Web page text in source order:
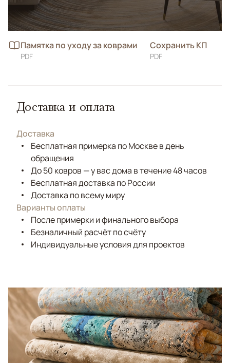
Памятка по уходу за коврами
PDF
Сохранить КП
PDF
Доставка и оплата
Доставка
Бесплатная примерка по Москве в день
обращения
До 50 ковров — у вас дома в течение 48 часов
Бесплатная доставка по России
Доставка по всему миру
Варианты оплаты
После примерки и финального выбора
Безналичный расчёт по счёту
Индивидуальные условия для проектов